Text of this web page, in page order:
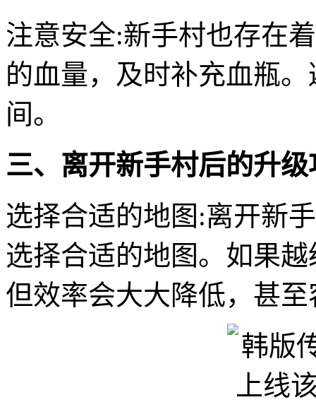
注意安全:新手村也存在
的血量，及时补充血瓶
间。
三、离开新手村后的升
选择合适的地图:离开新
选择合适的地图。如果
但效率会大大降低，甚